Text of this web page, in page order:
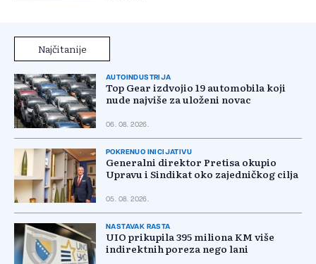
Najčitanije
AUTOINDUSTRIJA
Top Gear izdvojio 19 automobila koji
nude najviše za uloženi novac
06. 08. 2026.
POKRENUO INICIJATIVU
Generalni direktor Pretisa okupio
Upravu i Sindikat oko zajedničkog cilja
05. 08. 2026.
NASTAVAK RASTA
UIO prikupila 395 miliona KM više
indirektnih poreza nego lani